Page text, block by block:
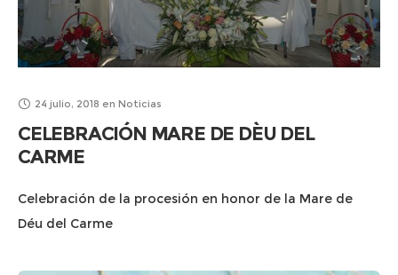
24 julio, 2018 en Noticias
CELEBRACIÓN MARE DE DÈU DEL
CARME
Celebración de la procesión en honor de la Mare de
Déu del Carme